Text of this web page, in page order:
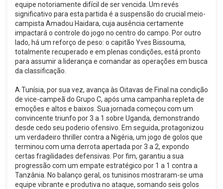
equipe notoriamente difícil de ser vencida. Um revés
significativo para esta partida é a suspensão do crucial meio-
campista Amadou Haidara, cuja ausência certamente
impactará o controle do jogo no centro do campo. Por outro
lado, há um reforço de peso: o capitão Yves Bissouma,
totalmente recuperado e em plenas condições, está pronto
para assumir a liderança e comandar as operações em busca
da classificação.
A Tunísia, por sua vez, avança às Oitavas de Final na condição
de vice-campeã do Grupo C, após uma campanha repleta de
emoções e altos e baixos. Sua jornada começou com um
convincente triunfo por 3 a 1 sobre Uganda, demonstrando
desde cedo seu poderio ofensivo. Em seguida, protagonizou
um verdadeiro thriller contra a Nigéria, um jogo de golos que
terminou com uma derrota apertada por 3 a 2, expondo
certas fragilidades defensivas. Por fim, garantiu a sua
progressão com um empate estratégico por 1 a 1 contra a
Tanzânia. No balanço geral, os tunisinos mostraram-se uma
equipe vibrante e produtiva no ataque, somando seis golos